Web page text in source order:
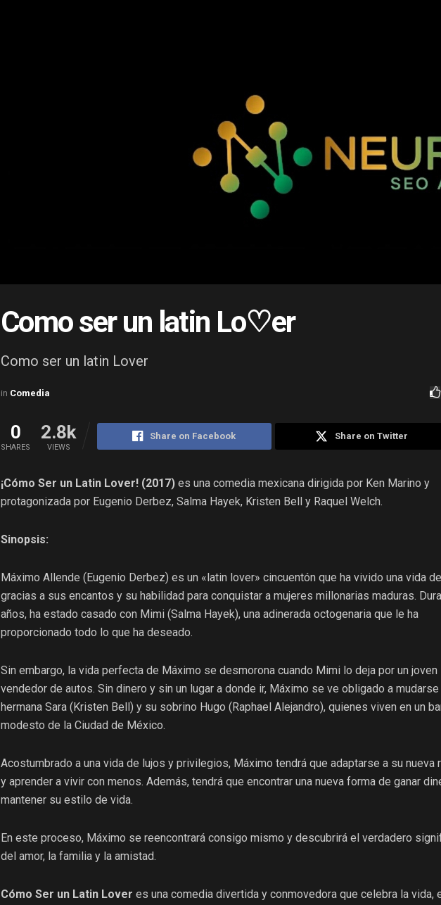
Como ser un latin Lo♡er
Como ser un latin Lover
in Comedia
0
SHARES
2.8k
VIEWS
Share on Facebook Share on Twitter
¡Cómo Ser un Latin Lover! (2017) es una comedia mexicana dirigida por Ken Marino y
protagonizada por Eugenio Derbez, Salma Hayek, Kristen Bell y Raquel Welch.
Sinopsis:
Máximo Allende (Eugenio Derbez) es un «latin lover» cincuentón que ha vivido una vida
gracias a sus encantos y su habilidad para conquistar a mujeres millonarias maduras.
años, ha estado casado con Mimi (Salma Hayek), una adinerada octogenaria que le ha
proporcionado todo lo que ha deseado.
Sin embargo, la vida perfecta de Máximo se desmorona cuando Mimi lo deja por un joven
vendedor de autos. Sin dinero y sin un lugar a donde ir, Máximo se ve obligado a
hermana Sara (Kristen Bell) y su sobrino Hugo (Raphael Alejandro), quienes viven en un
modesto de la Ciudad de México.
Acostumbrado a una vida de lujos y privilegios, Máximo tendrá que adaptarse a su nueva
y aprender a vivir con menos. Además, tendrá que encontrar una nueva forma de ganar
mantener su estilo de vida.
En este proceso, Máximo se reencontrará consigo mismo y descubrirá el verdadero
del amor, la familia y la amistad.
Cómo Ser un Latin Lover es una comedia divertida y conmovedora que celebra la vida,